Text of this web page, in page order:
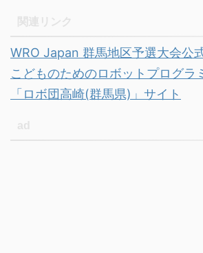
WRO Japan 群馬地区予選大会公
こどものためのロボットプログラ
「ロボ団高崎(群馬県)」サイト